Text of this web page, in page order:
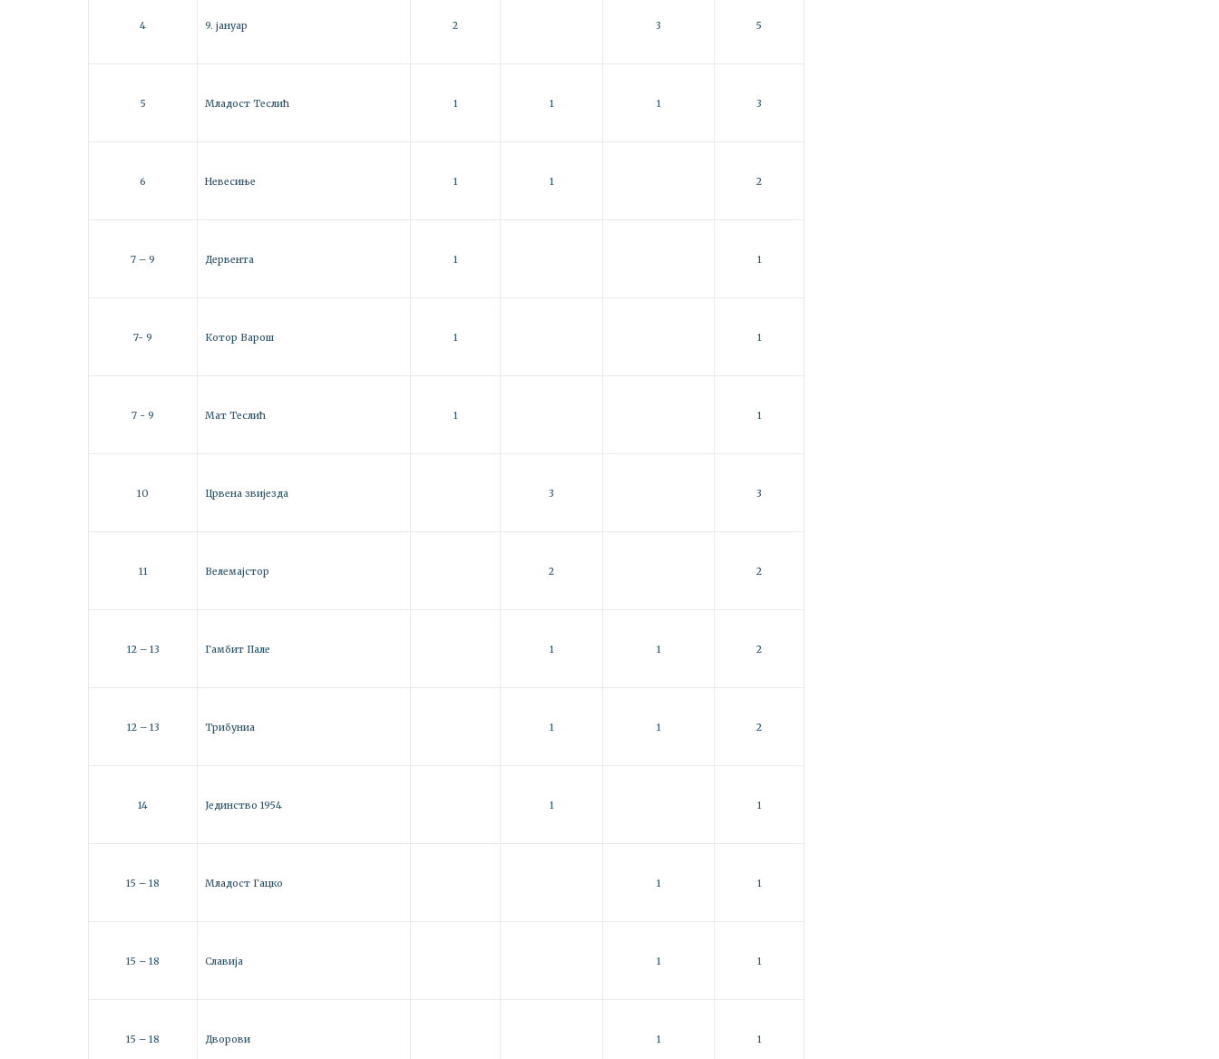
4 9. јануар 2 3 5
5 Младост Теслић 1 1 1 3
6 Невесиње 1 1 2
7 – 9 Дервента 1 1
7- 9 Котор Варош 1 1
7 - 9 Мат Теслић 1 1
10 Црвена звијезда 3 3
11 Велемајстор 2 2
12 – 13 Гамбит Пале 1 1 2
12 – 13 Трибуниа 1 1 2
14 Јединство 1954 1 1
15 – 18 Младост Гацко 1 1
15 – 18 Славија 1 1
15 – 18 Дворови 1 1